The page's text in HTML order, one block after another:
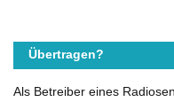
Übertragen?
Als Betreiber eines